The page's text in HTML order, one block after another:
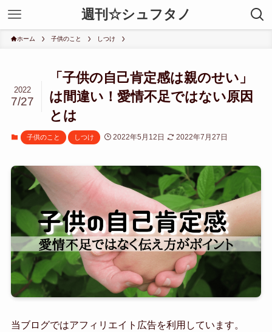
週刊☆シュフタノ
ホーム 子供のこと しつけ
「子供の自己肯定感は親のせい」
は間違い！愛情不足ではない原因
とは
2022
7/27
子供のこと しつけ 2022年5月12日 2022年7月27日
当ブログではアフィリエイト広告を利用しています。